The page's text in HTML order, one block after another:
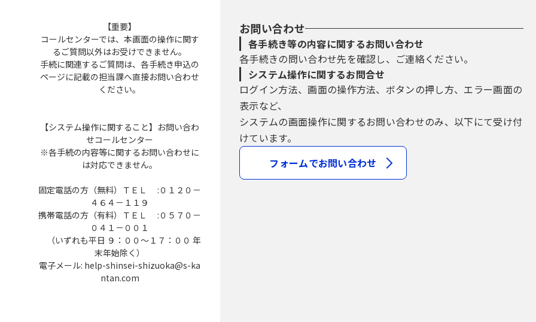
【重要】
コールセンターでは、本画面の操作に関す
るご質問以外はお受けできません。
手続に関連するご質問は、各手続き申込の
ページに記載の担当課へ直接お問い合わせ
ください。
【システム操作に関すること】お問い合わ
せコールセンター
※各手続の内容等に関するお問い合わせに
は対応できません。
固定電話の方（無料）ＴＥＬ :０１２０－
４６４－１１９
携帯電話の方（有料）ＴＥＬ :０５７０－
０４１－００１
（いずれも平日 ９：００～１７：００ 年
末年始除く）
電子メール: help-shinsei-shizuoka@s-ka
ntan.com
お問い合わせ
各手続き等の内容に関するお問い合わせ
各手続きの問い合わせ先を確認し、ご連絡ください。
システム操作に関するお問合せ
ログイン方法、画面の操作方法、ボタンの押し方、エラー画面の
表示など、
システムの画面操作に関するお問い合わせのみ、以下にて受け付
けています。
フォームでお問い合わせ